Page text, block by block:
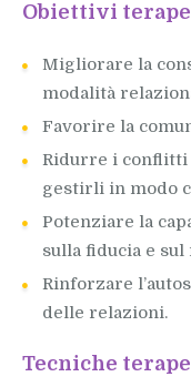
Obiettivi
Migliorare la
modalità
Favorire la
Ridurre i conflitti
gestirli in modo
Potenziare la
sulla fiducia e
Rinforzare
delle relazioni.
Tecniche